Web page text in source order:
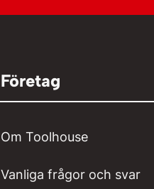
Företag
Om Toolhouse
Vanliga frågor och svar